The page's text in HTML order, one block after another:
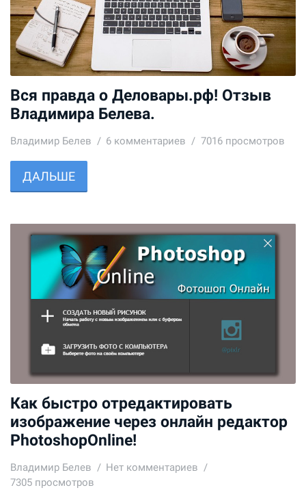
Вся правда о Деловары.рф! Отзыв
Владимира Белева.
Владимир Белев 6 комментариев 7016 просмотров
ДАЛЬШЕ
Как быстро отредактировать
изображение через онлайн редактор
PhotoshopOnline!
Владимир Белев
Нет комментариев
7305 просмотров